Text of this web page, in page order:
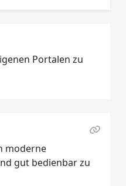
Portalen zu
moderne
gut bedienbar zu